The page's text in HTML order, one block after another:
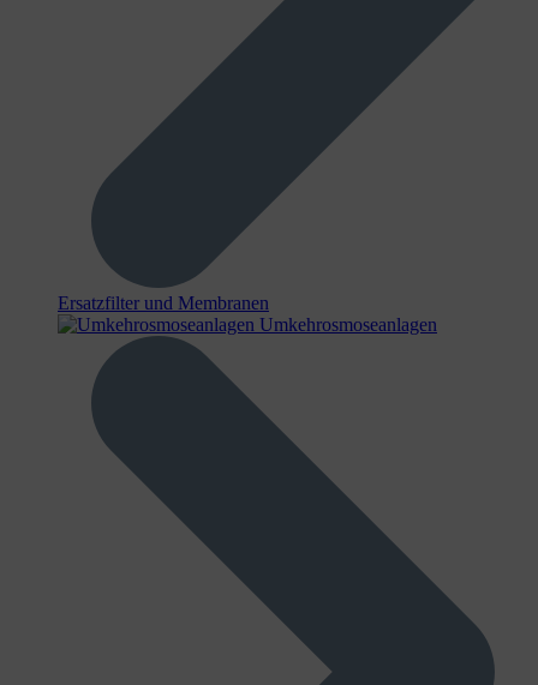
Ersatzfilter und Membranen
Umkehrosmoseanlagen